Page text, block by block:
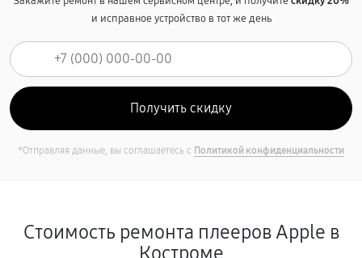
и исправное устройство в тот же день
*Отправляя данные, вы соглашаетесь с Политикой конфиденциальности
Стоимость ремонта плееров Apple в
Костроме